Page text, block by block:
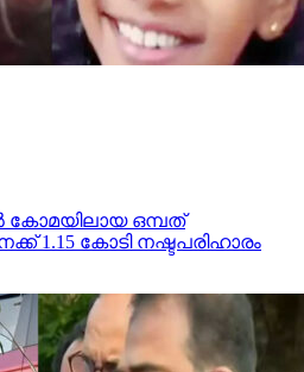
കോമയിലായ ഒമ്പത്
1.15 കോടി നഷ്ടപരിഹാരം